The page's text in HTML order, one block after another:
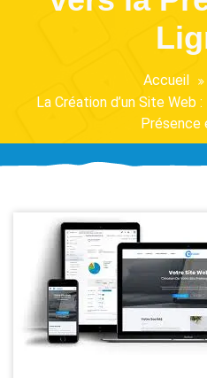
Accueil
La Création d’un Site Web
Présence